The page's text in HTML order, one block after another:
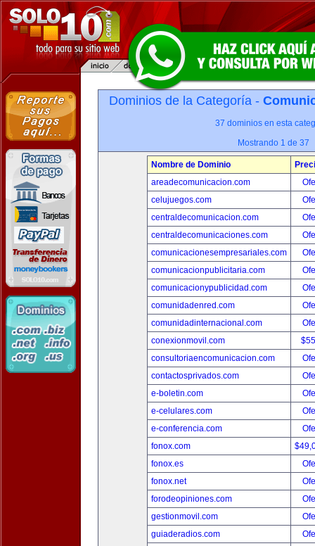
Dominios de la Categoría -
37 dominios en esta
Mostrando 1 de 37
Nombre de Dominio
areadecomunicacion.com
celujuegos.com
centraldecomunicacion.com
centraldecomunicaciones.com
comunicacionesempresariales.com
comunicacionpublicitaria.com
comunicacionypublicidad.com
comunidadenred.com
comunidadinternacional.com
conexionmovil.com
consultoriaencomunicacion.com
contactosprivados.com
e-boletin.com
e-celulares.com
e-conferencia.com
fonox.com
fonox.es
fonox.net
forodeopiniones.com
gestionmovil.com
guiaderadios.com